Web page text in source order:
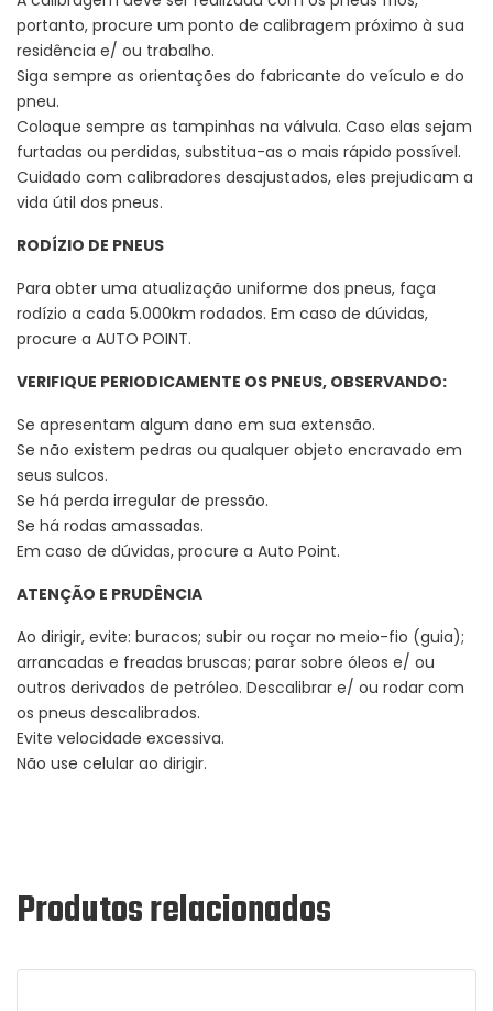
portanto, procure um ponto de calibragem próximo à sua
residência e/ ou trabalho.
Siga sempre as orientações do fabricante do veículo e do
pneu.
Coloque sempre as tampinhas na válvula. Caso elas sejam
furtadas ou perdidas, substitua-as o mais rápido possível.
Cuidado com calibradores desajustados, eles prejudicam a
vida útil dos pneus.
RODÍZIO DE PNEUS
Para obter uma atualização uniforme dos pneus, faça
rodízio a cada 5.000km rodados. Em caso de dúvidas,
procure a AUTO POINT.
VERIFIQUE PERIODICAMENTE OS PNEUS, OBSERVANDO:
Se apresentam algum dano em sua extensão.
Se não existem pedras ou qualquer objeto encravado em
seus sulcos.
Se há perda irregular de pressão.
Se há rodas amassadas.
Em caso de dúvidas, procure a Auto Point.
ATENÇÃO E PRUDÊNCIA
Ao dirigir, evite: buracos; subir ou roçar no meio-fio (guia);
arrancadas e freadas bruscas; parar sobre óleos e/ ou
outros derivados de petróleo. Descalibrar e/ ou rodar com
os pneus descalibrados.
Evite velocidade excessiva.
Não use celular ao dirigir.
Produtos relacionados